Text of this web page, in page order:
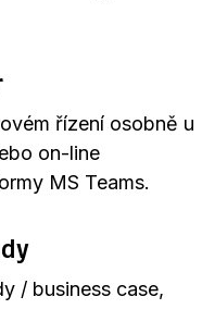
řízení osobně u
on-line
MS Teams.
/ business case,